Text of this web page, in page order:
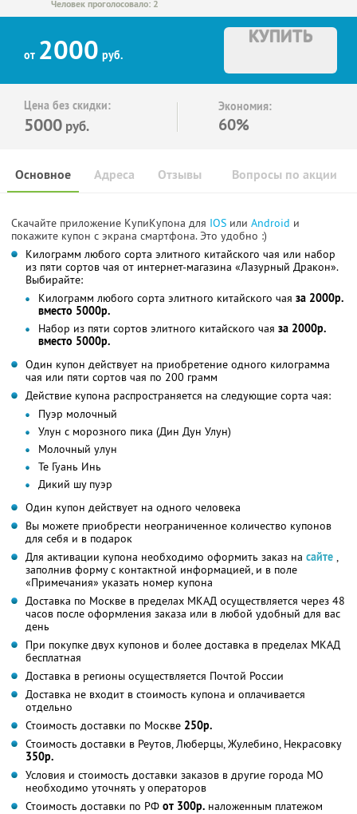
Человек проголосовало: 2
от 2000 руб.
КУПИТЬ
Цена без скидки:
5000 руб.
Экономия:
60%
Основное Отзывы Вопросы по акции
Адреса
Скачайте приложение КупиКупона для IOS или Android и
покажите купон с экрана смартфона. Это удобно :)
Килограмм любого сорта элитного китайского чая или набор
из пяти сортов чая от интернет-магазина «Лазурный Дракон».
Выбирайте:
Килограмм любого сорта элитного китайского чая за 2000р.
вместо 5000р.
Набор из пяти сортов элитного китайского чая за 2000р.
вместо 5000р.
Один купон действует на приобретение одного килограмма
чая или пяти сортов чая по 200 грамм
Действие купона распространяется на следующие сорта чая:
Пуэр молочный
Улун с морозного пика (Дин Дун Улун)
Молочный улун
Те Гуань Инь
Дикий шу пуэр
Один купон действует на одного человека
Вы можете приобрести неограниченное количество купонов
для себя и в подарок
Для активации купона необходимо оформить заказ на сайте ,
заполнив форму с контактной информацией, и в поле
«Примечания» указать номер купона
Доставка по Москве в пределах МКАД осуществляется через 48
часов после оформления заказа или в любой удобный для вас
день
При покупке двух купонов и более доставка в пределах МКАД
бесплатная
Доставка в регионы осуществляется Почтой России
Доставка не входит в стоимость купона и оплачивается
отдельно
Стоимость доставки по Москве 250р.
Стоимость доставки в Реутов, Люберцы, Жулебино, Некрасовку
350р.
Условия и стоимость доставки заказов в другие города МО
необходимо уточнять у операторов
Стоимость доставки по РФ от 300р. наложенным платежом